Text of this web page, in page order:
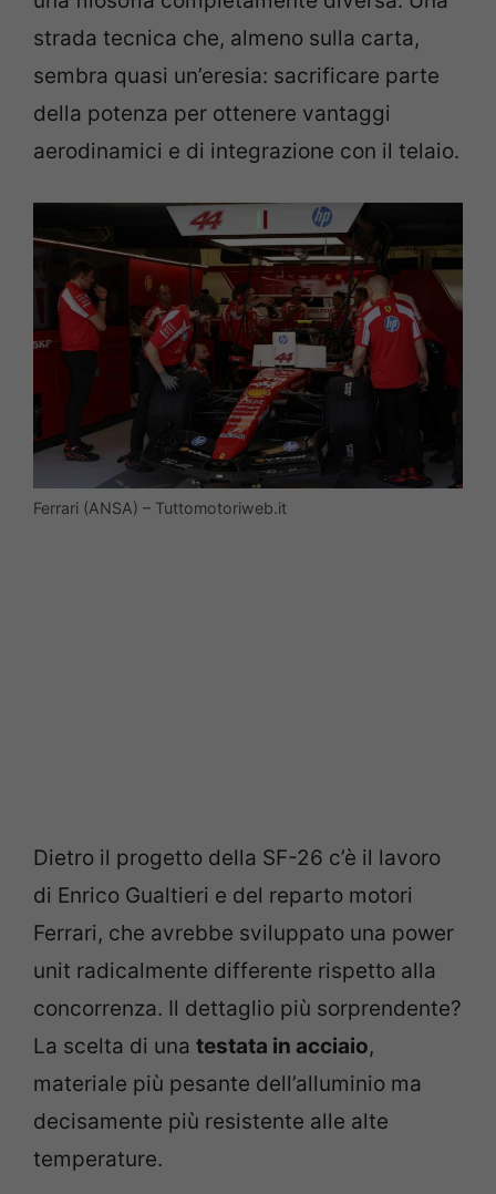
strada tecnica che, almeno sulla carta,
sembra quasi un’eresia: sacrificare parte
della potenza per ottenere vantaggi
aerodinamici e di integrazione con il telaio.
Ferrari (ANSA) – Tuttomotoriweb.it
Dietro il progetto della SF-26 c’è il lavoro
di Enrico Gualtieri e del reparto motori
Ferrari, che avrebbe sviluppato una power
unit radicalmente differente rispetto alla
concorrenza. Il dettaglio più sorprendente?
La scelta di una testata in acciaio,
materiale più pesante dell’alluminio ma
decisamente più resistente alle alte
temperature.